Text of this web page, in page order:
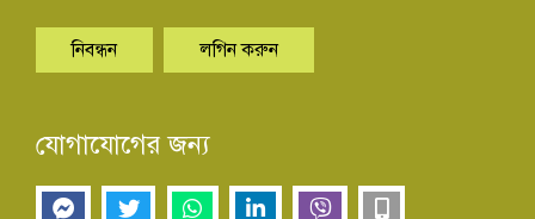
নিবন্ধন লগিন করুন
যোগাযোগের জন্য